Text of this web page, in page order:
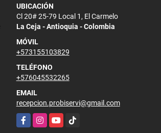
UBICACIÓN
Cl 20# 25-79 Local 1, El Carmelo
La Ceja - Antioquia - Colombia
MÓVIL
+573155103829
TELÉFONO
+576045532265
EMAIL
recepcion.probiservi@gmail.com
FacebookInstagramYouTubeTikTok